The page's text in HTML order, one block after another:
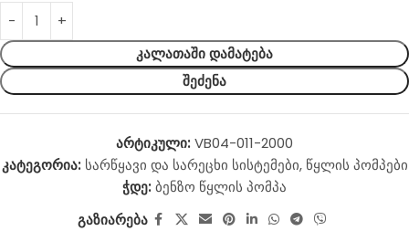
ᲙᲐᲚᲐᲗᲐᲨᲘ ᲓᲐᲛᲐᲢᲔᲑᲐ
ᲨᲔᲫᲔᲜᲐ
არტიკული: VB04-011-2000
კატეგორია: სარწყავი და სარეცხი სისტემები, წყლის პომპები
ჭდე: ბენზო წყლის პომპა
გაზიარება